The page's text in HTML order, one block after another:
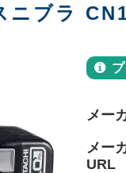
ニブラ
メー
メー
URL